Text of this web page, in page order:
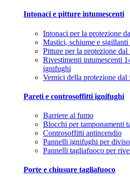
Intonaci e pitture intumescenti
Intonaci per la protezione
Mastici, schiume e
Pitture per la protezione dal
Rivestimenti intumescenti
ignifughi
Vernici della protezione dal
Pareti e controsoffitti ignifughi
Barriere al fumo
Blocchi per tamponamenti
Controsoffitti antincendio
Pannelli ignifughi per
Pannelli tagliafuoco per
Porte e chiusure tagliafuoco